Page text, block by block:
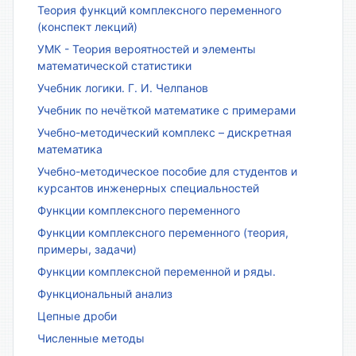
Теория функций комплексного переменного
(конспект лекций)
УМК - Теория вероятностей и элементы
математической статистики
Учебник логики. Г. И. Челпанов
Учебник по нечёткой математике с примерами
Учебно-методический комплекс – дискретная
математика
Учебно-методическое пособие для студентов и
курсантов инженерных специальностей
Функции комплексного переменного
Функции комплексного переменного (теория,
примеры, задачи)
Функции комплексной переменной и ряды.
Функциональный анализ
Цепные дроби
Численные методы